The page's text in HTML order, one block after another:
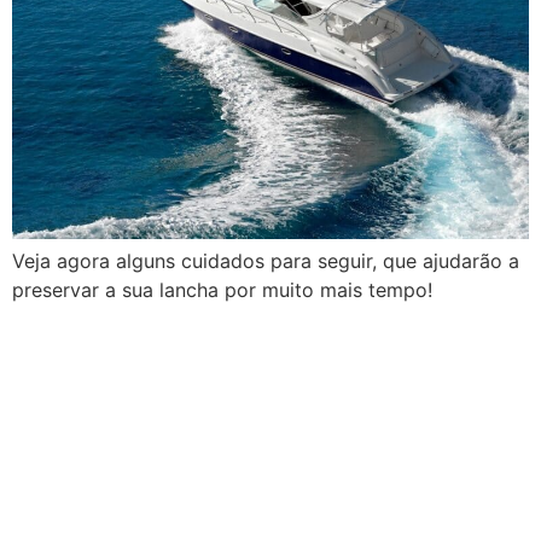
Veja agora alguns cuidados para seguir, que ajudarão a
preservar a sua lancha por muito mais tempo!